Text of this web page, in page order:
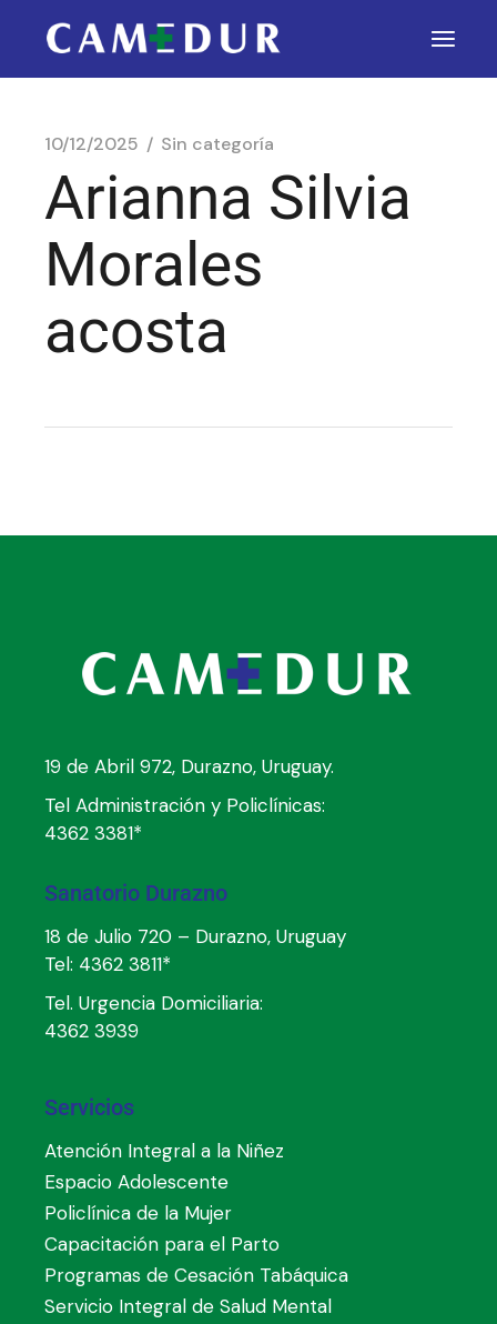
10/12/2025 Sin categoría
Arianna Silvia
Morales
acosta
19 de Abril 972, Durazno, Uruguay.
Tel Administración y Policlínicas:
4362 3381*
Sanatorio Durazno
18 de Julio 720 – Durazno, Uruguay
Tel: 4362 3811*
Tel. Urgencia Domiciliaria:
4362 3939
Servicios
Atención Integral a la Niñez
Espacio Adolescente
Policlínica de la Mujer
Capacitación para el Parto
Programas de Cesación Tabáquica
Servicio Integral de Salud Mental